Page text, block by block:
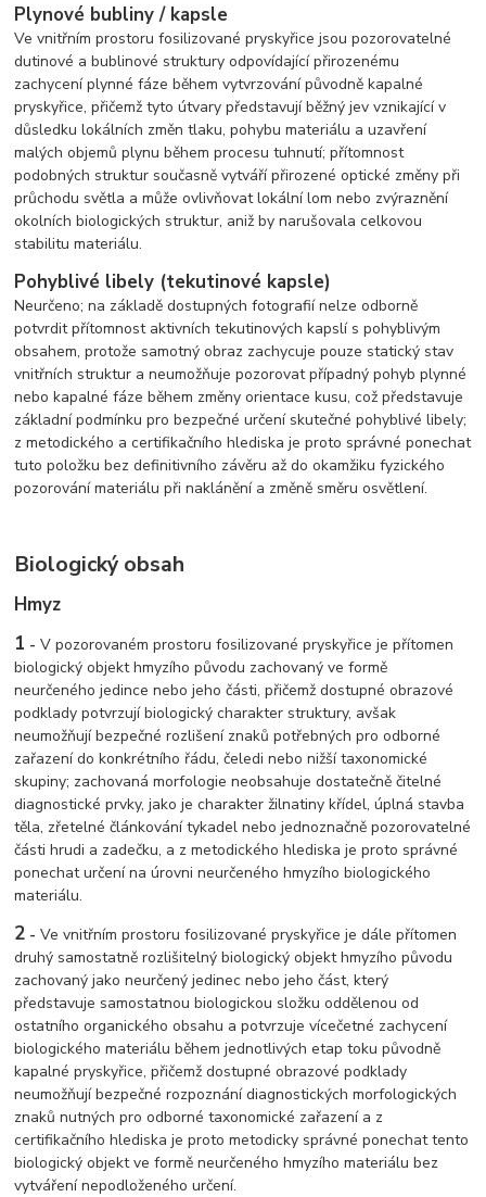
Plynové bubliny / kapsle
Ve vnitřním prostoru fosilizované pryskyřice jsou pozorovatelné
dutinové a bublinové struktury odpovídající přirozenému
zachycení plynné fáze během vytvrzování původně kapalné
pryskyřice, přičemž tyto útvary představují běžný jev vznikající v
důsledku lokálních změn tlaku, pohybu materiálu a uzavření
malých objemů plynu během procesu tuhnutí; přítomnost
podobných struktur současně vytváří přirozené optické změny při
průchodu světla a může ovlivňovat lokální lom nebo zvýraznění
okolních biologických struktur, aniž by narušovala celkovou
stabilitu materiálu.
Pohyblivé libely (tekutinové kapsle)
Neurčeno; na základě dostupných fotografií nelze odborně
potvrdit přítomnost aktivních tekutinových kapslí s pohyblivým
obsahem, protože samotný obraz zachycuje pouze statický stav
vnitřních struktur a neumožňuje pozorovat případný pohyb plynné
nebo kapalné fáze během změny orientace kusu, což představuje
základní podmínku pro bezpečné určení skutečné pohyblivé libely;
z metodického a certifikačního hlediska je proto správné ponechat
tuto položku bez definitivního závěru až do okamžiku fyzického
pozorování materiálu při naklánění a změně směru osvětlení.
Biologický obsah
Hmyz
1 - V pozorovaném prostoru fosilizované pryskyřice je přítomen
biologický objekt hmyzího původu zachovaný ve formě
neurčeného jedince nebo jeho části, přičemž dostupné obrazové
podklady potvrzují biologický charakter struktury, avšak
neumožňují bezpečné rozlišení znaků potřebných pro odborné
zařazení do konkrétního řádu, čeledi nebo nižší taxonomické
skupiny; zachovaná morfologie neobsahuje dostatečně čitelné
diagnostické prvky, jako je charakter žilnatiny křídel, úplná stavba
těla, zřetelné článkování tykadel nebo jednoznačně pozorovatelné
části hrudi a zadečku, a z metodického hlediska je proto správné
ponechat určení na úrovni neurčeného hmyzího biologického
materiálu.
2 - Ve vnitřním prostoru fosilizované pryskyřice je dále přítomen
druhý samostatně rozlišitelný biologický objekt hmyzího původu
zachovaný jako neurčený jedinec nebo jeho část, který
představuje samostatnou biologickou složku oddělenou od
ostatního organického obsahu a potvrzuje vícečetné zachycení
biologického materiálu během jednotlivých etap toku původně
kapalné pryskyřice, přičemž dostupné obrazové podklady
neumožňují bezpečné rozpoznání diagnostických morfologických
znaků nutných pro odborné taxonomické zařazení a z
certifikačního hlediska je proto metodicky správné ponechat tento
biologický objekt ve formě neurčeného hmyzího materiálu bez
vytváření nepodloženého určení.